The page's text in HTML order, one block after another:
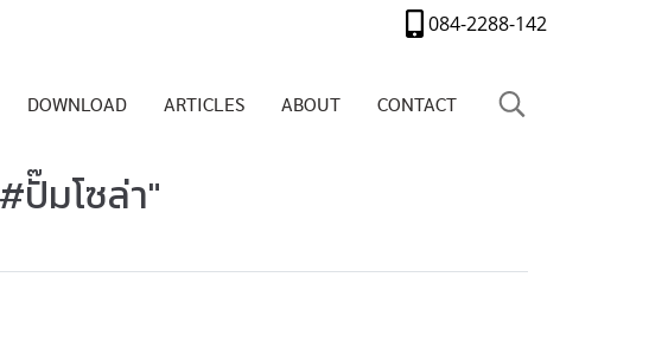
084-2288-142
DOWNLOAD ARTICLES ABOUT CONTACT
ปั๊มโซล่า"